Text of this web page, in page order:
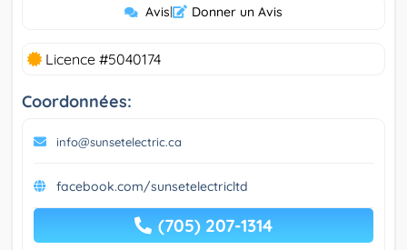
Avis| Donner un Avis
Licence #5040174
Coordonnées:
info@sunsetelectric.ca
facebook.com/sunsetelectricltd
(705) 207-1314